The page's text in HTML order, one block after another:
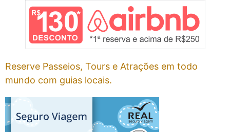
Reserve Passeios, Tours e Atrações em todo
mundo com guias locais.